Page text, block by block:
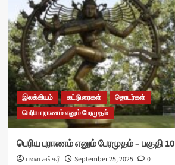
இலக்கியம் கட்டுரைகள்
தொடர்கள்
பெரிய புராணம் எனும் பேரமுதம்
பெரிய புராணம் எனும் பேரமுதம் – பகுதி 10
பவள சங்கரி September 25, 2025 0